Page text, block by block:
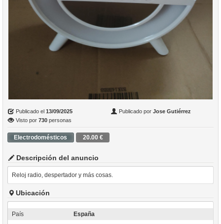
Publicado el 13/09/2025 Publicado por Jose Gutiérrez
Visto por 730personas
Electrodomésticos 20.00 €
Descripción del anuncio
Reloj radio, despertador y más cosas.
Ubicación
País España